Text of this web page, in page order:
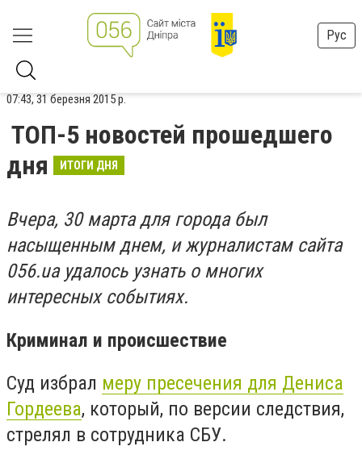
Рус
07:43, 31 березня 2015 р.
ТОП-5 новостей прошедшего
дня
ИТОГИ ДНЯ
Вчера, 30 марта для города был
насыщенным днем, и журналистам сайта
056.ua удалось узнать о многих
интересных событиях.
Криминал и происшествие
Суд избрал меру пресечения для Дениса
Гордеева, который, по версии следствия,
стрелял в сотрудника СБУ.